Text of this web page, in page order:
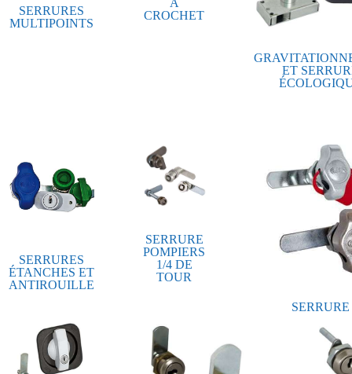
SERRURES
MULTIPOINTS
CROCHET
ET
SERRURES
ÉTANCHES ET
ANTIROUILLE
SERRURE
POMPIERS
1/4 DE
TOUR
SERRURE